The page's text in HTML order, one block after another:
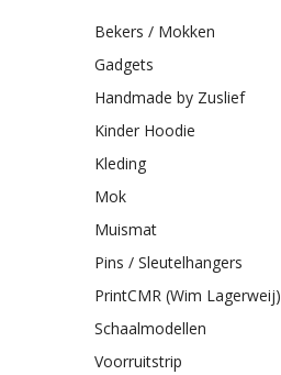
Bekers / Mokken
Gadgets
Handmade by Zuslief
Kinder Hoodie
Kleding
Mok
Muismat
Pins / Sleutelhangers
PrintCMR (Wim Lagerweij)
Schaalmodellen
Voorruitstrip